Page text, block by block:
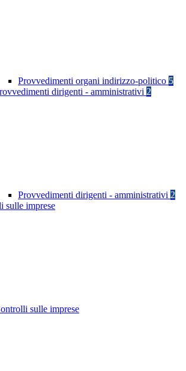
Provvedimenti organi indirizzo-politico 5
dirigenti - amministrativi 2
Provvedimenti dirigenti - amministrativi 2
sulle imprese
sulle imprese